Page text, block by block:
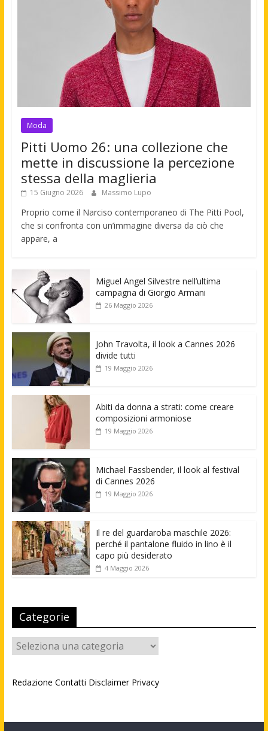
Moda
Pitti Uomo 26: una collezione che
mette in discussione la percezione
stessa della maglieria
15 Giugno 2026 Massimo Lupo
Proprio come il Narciso contemporaneo di The Pitti Pool,
che si confronta con un’immagine diversa da ciò che
appare, a
Miguel Angel Silvestre nell’ultima
campagna di Giorgio Armani
26 Maggio 2026
John Travolta, il look a Cannes 2026
divide tutti
19 Maggio 2026
Abiti da donna a strati: come creare
composizioni armoniose
19 Maggio 2026
Michael Fassbender, il look al festival
di Cannes 2026
19 Maggio 2026
Il re del guardaroba maschile 2026:
perché il pantalone fluido in lino è il
capo più desiderato
4 Maggio 2026
Categorie
Categorie
Redazione Contatti Disclaimer Privacy